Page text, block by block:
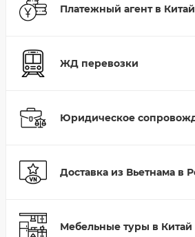
Платежный агент в Китай
ЖД перевозки
Юридическое
Доставка из Вьетнама в
Мебельные туры в Китай